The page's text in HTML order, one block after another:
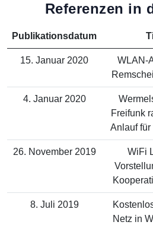
Referenzen in
Publikationsdatum
15. Januar 2020
WLAN-
4. Januar 2020
Freifunk
Anlauf für
26. November 2019
WiFi
8. Juli 2019
Netz in